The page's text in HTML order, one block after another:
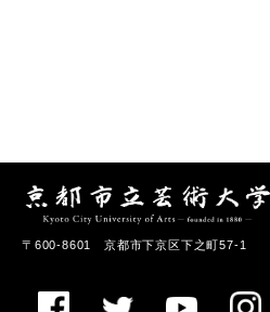
〒600-8601 京都市下京区下之町57-1